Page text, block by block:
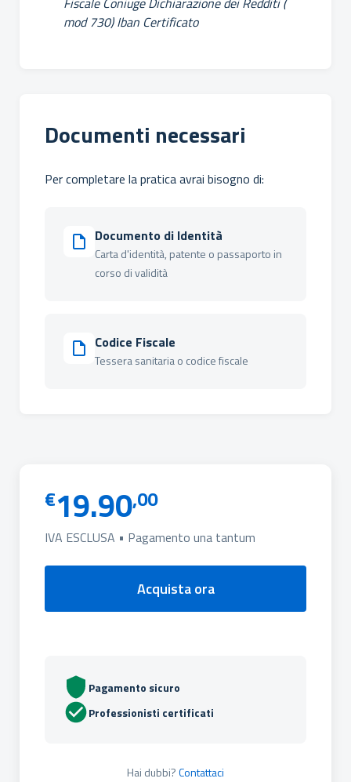
mod 730) Iban Certificato
Documenti necessari
Per completare la pratica avrai bisogno di:
Documento di Identità
Carta d'identità, patente o passaporto in
corso di validità
Codice Fiscale
Tessera sanitaria o codice fiscale
€19.90,00
IVA ESCLUSA • Pagamento una tantum
Acquista ora
Pagamento sicuro
Professionisti certificati
Hai dubbi?Contattaci